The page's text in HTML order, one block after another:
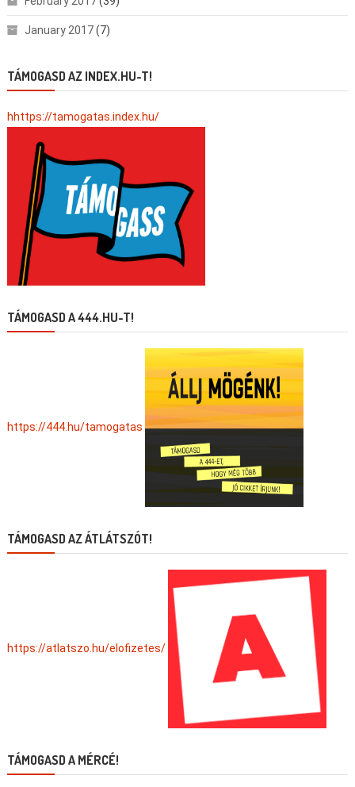
January 2017(7)
TÁMOGASD AZ INDEX.HU-T!
hhttps://tamogatas.index.hu/
TÁMOGASD A 444.HU-T!
https://444.hu/tamogatas
TÁMOGASD AZ ÁTLÁTSZÓT!
https://atlatszo.hu/elofizetes/
TÁMOGASD A MÉRCÉ!